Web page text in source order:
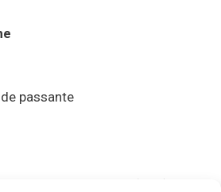
passante
passante en lecture (Brut)